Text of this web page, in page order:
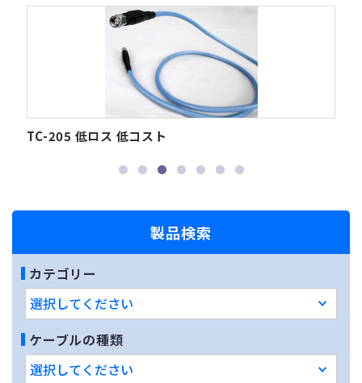
TC-205 低ロス 低コスト
製品検索
カテゴリー
ケーブルの種類